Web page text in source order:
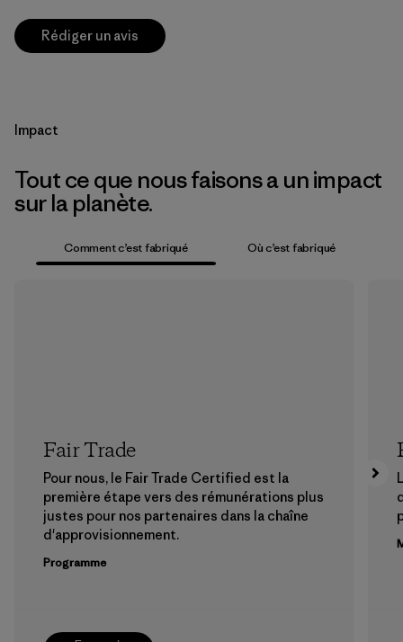
Rédiger un avis
Impact
Tout ce que nous faisons a un impact
sur la planète.
Comment c’est fabriqué Où c’est fabriqué
Fair Trade
Pour nous, le Fair Trade Certified est la
première étape vers des rémunérations plus
justes pour nos partenaires dans la chaîne
d'approvisionnement.
Programme